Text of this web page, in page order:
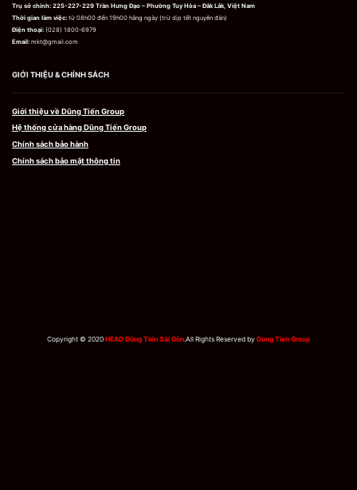
được
chọn
trên
sản
được
chọn
Trụ sở chính: 225-227-229 Trần Hưng Đạo – Phường Tuy Hòa – Đắk Lắk, Việt Nam
Thời gian làm việc: từ 08h00 đến 19h00 hằng ngày (trừ dịp tết nguyên đán)
Điện thoại: (028) 1800-6979
Email: mkt@gmail.com
GIỚI THIỆU & CHÍNH SÁCH
Giới thiệu về Dũng Tiến Group
Hệ thống cửa hàng Dũng Tiến Group
Chính sách bảo hành
Chính sách bảo mật thông tin
Copyright © 2020 HEAD Dũng Tiến Sài Gòn .All Rights Reserved by Dung Tien Group